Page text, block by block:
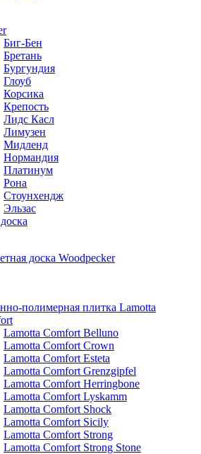
Биг-Бен
Бретань
Бургундия
Глоуб
Корсика
Крепость
Лидс Касл
Лимузен
Мидленд
Нормандия
Платинум
Рона
Стоунхендж
Эльзас
доска Woodpecker
полимерная плитка Lamotta
Lamotta Comfort Belluno
Lamotta Comfort Crown
Lamotta Comfort Esteta
Lamotta Comfort Grenzgipfel
Lamotta Comfort Herringbone
Lamotta Comfort Lyskamm
Lamotta Comfort Shock
Lamotta Comfort Sicily
Lamotta Comfort Strong
Lamotta Comfort Strong Stone